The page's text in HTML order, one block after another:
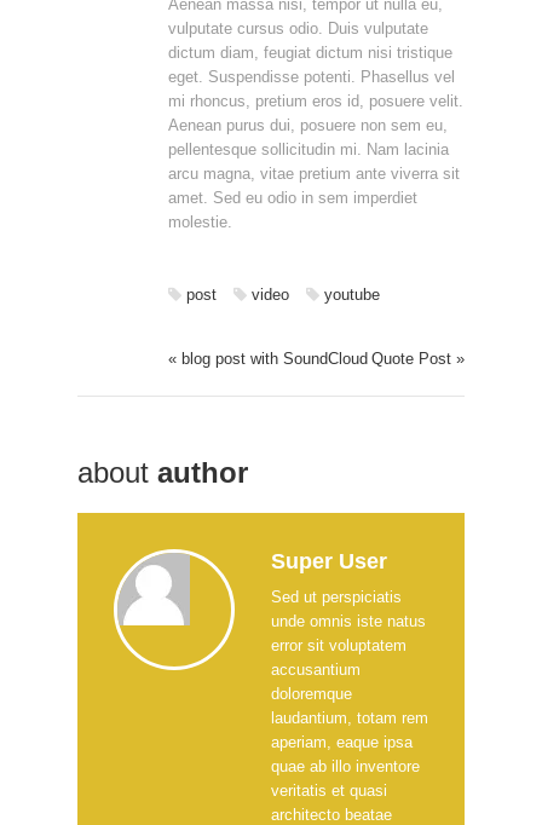
Aenean massa nisi, tempor ut nulla eu,
vulputate cursus odio. Duis vulputate
dictum diam, feugiat dictum nisi tristique
eget. Suspendisse potenti. Phasellus vel
mi rhoncus, pretium eros id, posuere velit.
Aenean purus dui, posuere non sem eu,
pellentesque sollicitudin mi. Nam lacinia
arcu magna, vitae pretium ante viverra sit
amet. Sed eu odio in sem imperdiet
molestie.
post video youtube
« blog post with SoundCloud Quote Post »
about author
Super User
Sed ut perspiciatis
unde omnis iste natus
error sit voluptatem
accusantium
doloremque
laudantium, totam rem
aperiam, eaque ipsa
quae ab illo inventore
veritatis et quasi
architecto beatae